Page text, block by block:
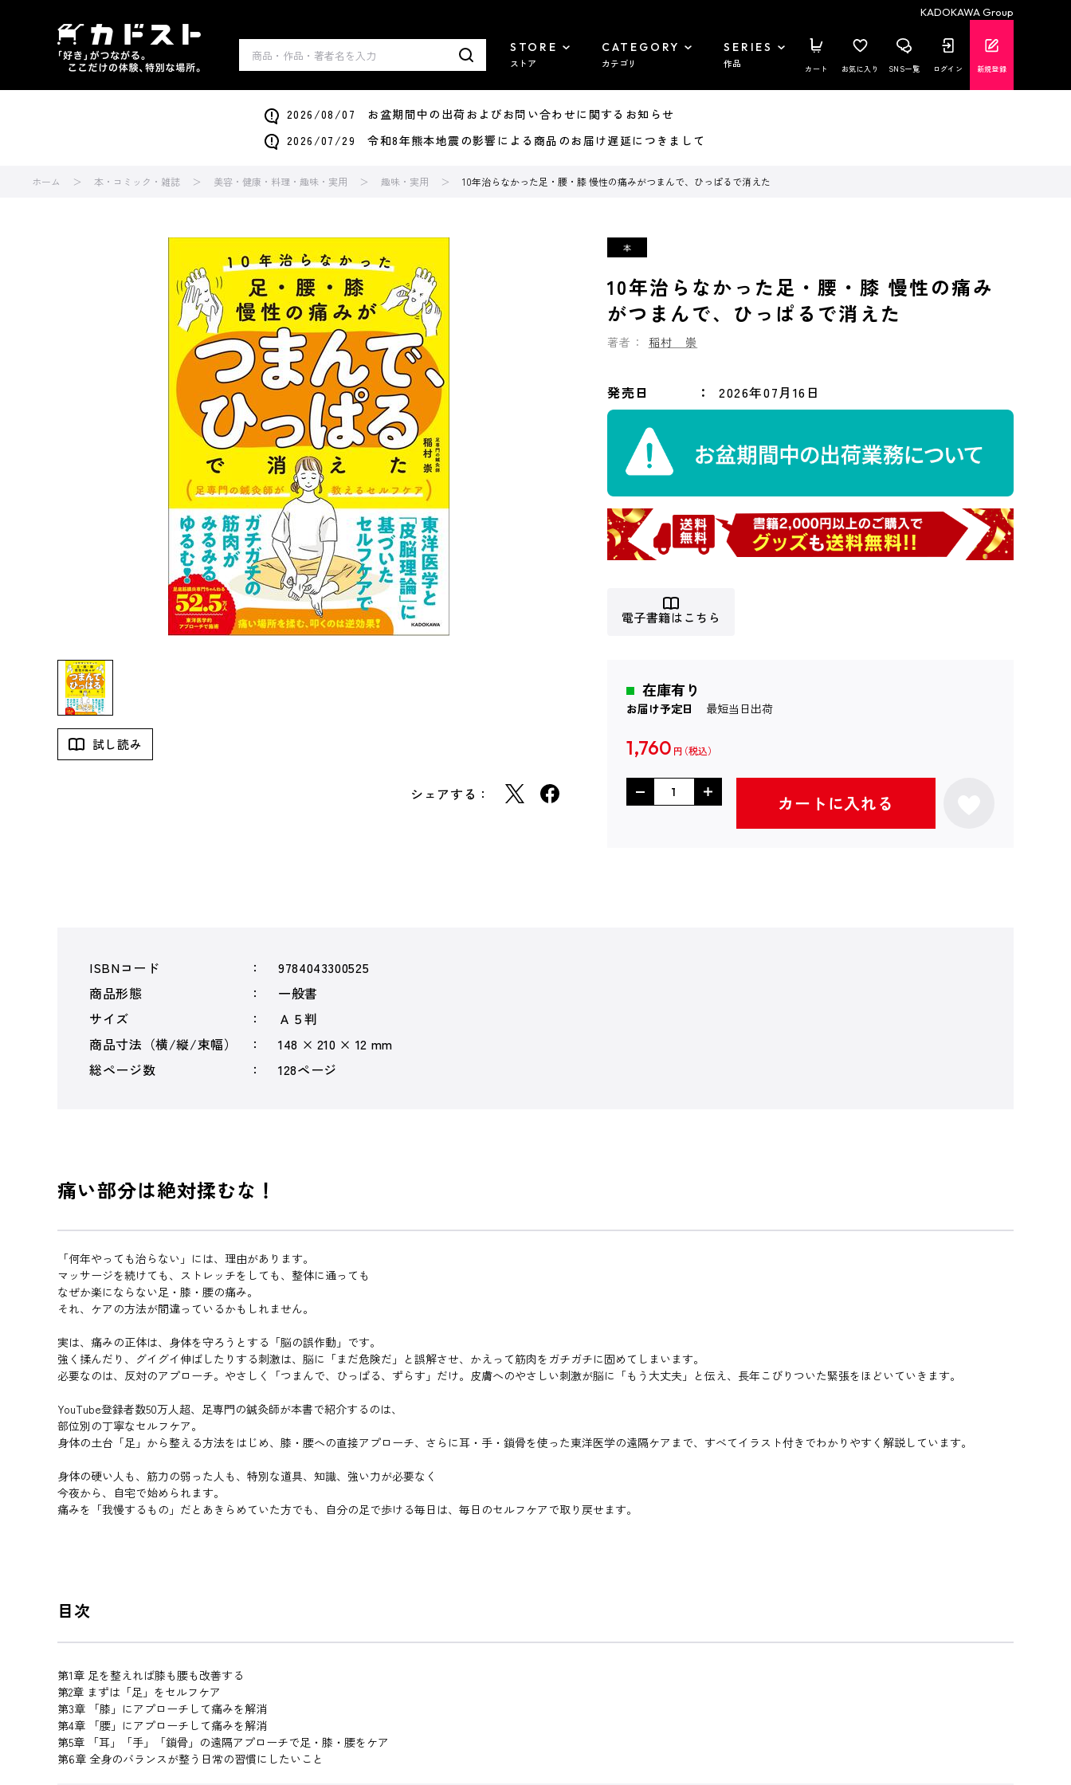
KADOKAWA Group
STORE
ストア
CATEGORY
カテゴリ
SERIES
作品 カート お気に入り SNS一覧 ログイン 新規登録
2026/08/07 お盆期間中の出荷およびお問い合わせに関するお知らせ
2026/07/29 令和8年熊本地震の影響による商品のお届け遅延につきまして
ホーム 本・コミック・雑誌 美容・健康・料理・趣味・実用 趣味・実用 10年治らなかった足・腰・膝 慢性の痛みがつまんで、ひっぱるで消えた
試し読み
シェアする：
10年治らなかった足・腰・膝 慢性の痛み
がつまんで、ひっぱるで消えた
著者： 稲村 崇
発売日 2026年07月16日
電子書籍はこちら
在庫有り
お届け予定日 最短当日出荷
1,760 円
カートに入れる
ISBNコード
9784043300525
商品形態
一般書
サイズ
Ａ５判
商品寸法（横/縦/束幅）
148 × 210 × 12 mm
総ページ数
128ページ
痛い部分は絶対揉むな！
「何年やっても治らない」には、理由があります。
マッサージを続けても、ストレッチをしても、整体に通っても
なぜか楽にならない足・膝・腰の痛み。
それ、ケアの方法が間違っているかもしれません。
実は、痛みの正体は、身体を守ろうとする「脳の誤作動」です。
強く揉んだり、グイグイ伸ばしたりする刺激は、脳に「まだ危険だ」と誤解させ、かえって筋肉をガチガチに固めてしまいます。
必要なのは、反対のアプローチ。やさしく「つまんで、ひっぱる、ずらす」だけ。皮膚へのやさしい刺激が脳に「もう大丈夫」と伝え、長年こびりついた緊張をほどいていきます。
YouTube登録者数50万人超、足専門の鍼灸師が本書で紹介するのは、
部位別の丁寧なセルフケア。
身体の土台「足」から整える方法をはじめ、膝・腰への直接アプローチ、さらに耳・手・鎖骨を使った東洋医学の遠隔ケアまで、すべてイラスト付きでわかりやすく解説しています。
身体の硬い人も、筋力の弱った人も、特別な道具、知識、強い力が必要なく
今夜から、自宅で始められます。
痛みを「我慢するもの」だとあきらめていた方でも、自分の足で歩ける毎日は、毎日のセルフケアで取り戻せます。
目次
第1章 足を整えれば膝も腰も改善する
第2章 まずは「足」をセルフケア
第3章 「膝」にアプローチして痛みを解消
第4章 「腰」にアプローチして痛みを解消
第5章 「耳」「手」「鎖骨」の遠隔アプローチで足・膝・腰をケア
第6章 全身のバランスが整う日常の習慣にしたいこと